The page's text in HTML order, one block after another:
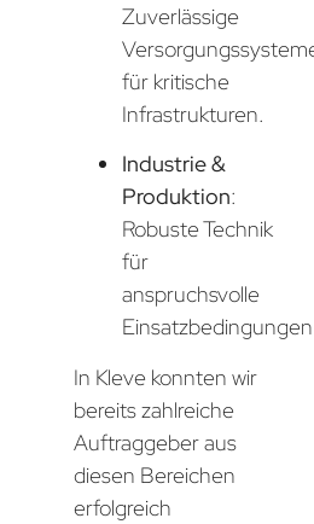
Zuverlässige
für kritische
Infrastrukturen.
Industrie &
Produktion:
Robuste Technik
für
anspruchsvolle
In Kleve konnten wir
bereits zahlreiche
Auftraggeber aus
diesen Bereichen
erfolgreich